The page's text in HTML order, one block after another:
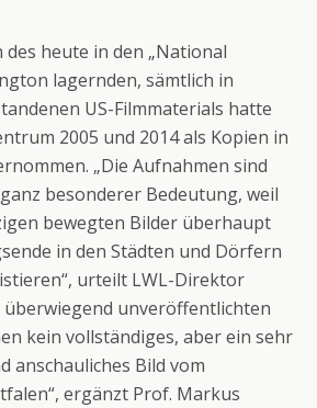
des heute in den „National
lagernden, sämtlich in
US-Filmmaterials hatte
2005 und 2014 als Kopien in
„Die Aufnahmen sind
besonderer Bedeutung, weil
bewegten Bilder überhaupt
in den Städten und Dörfern
urteilt LWL-Direktor
überwiegend unveröffentlichten
kein vollständiges, aber ein sehr
anschauliches Bild vom
ergänzt Prof. Markus